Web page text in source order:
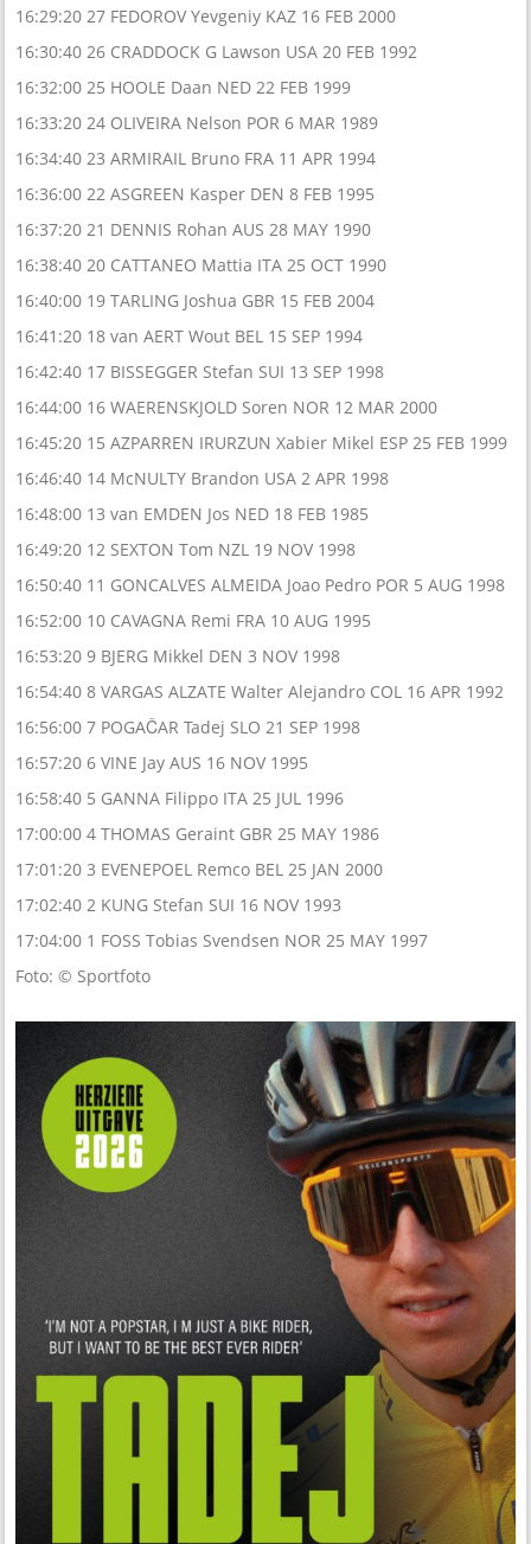
16:29:20 27 FEDOROV Yevgeniy KAZ 16 FEB 2000
16:30:40 26 CRADDOCK G Lawson USA 20 FEB 1992
16:32:00 25 HOOLE Daan NED 22 FEB 1999
16:33:20 24 OLIVEIRA Nelson POR 6 MAR 1989
16:34:40 23 ARMIRAIL Bruno FRA 11 APR 1994
16:36:00 22 ASGREEN Kasper DEN 8 FEB 1995
16:37:20 21 DENNIS Rohan AUS 28 MAY 1990
16:38:40 20 CATTANEO Mattia ITA 25 OCT 1990
16:40:00 19 TARLING Joshua GBR 15 FEB 2004
16:41:20 18 van AERT Wout BEL 15 SEP 1994
16:42:40 17 BISSEGGER Stefan SUI 13 SEP 1998
16:44:00 16 WAERENSKJOLD Soren NOR 12 MAR 2000
16:45:20 15 AZPARREN IRURZUN Xabier Mikel ESP 25 FEB 1999
16:46:40 14 McNULTY Brandon USA 2 APR 1998
16:48:00 13 van EMDEN Jos NED 18 FEB 1985
16:49:20 12 SEXTON Tom NZL 19 NOV 1998
16:50:40 11 GONCALVES ALMEIDA Joao Pedro POR 5 AUG 1998
16:52:00 10 CAVAGNA Remi FRA 10 AUG 1995
16:53:20 9 BJERG Mikkel DEN 3 NOV 1998
16:54:40 8 VARGAS ALZATE Walter Alejandro COL 16 APR 1992
16:56:00 7 POGAČAR Tadej SLO 21 SEP 1998
16:57:20 6 VINE Jay AUS 16 NOV 1995
16:58:40 5 GANNA Filippo ITA 25 JUL 1996
17:00:00 4 THOMAS Geraint GBR 25 MAY 1986
17:01:20 3 EVENEPOEL Remco BEL 25 JAN 2000
17:02:40 2 KUNG Stefan SUI 16 NOV 1993
17:04:00 1 FOSS Tobias Svendsen NOR 25 MAY 1997
Foto: © Sportfoto